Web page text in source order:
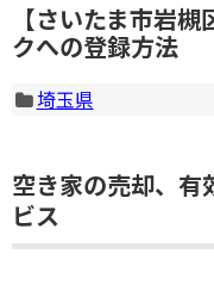
【さいたま市岩
クへの登録方法
埼玉県
空き家の売却、有
ビス